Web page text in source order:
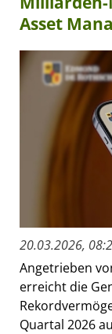
Asset
20.03.2026,
Angetrieben
erreicht die
Quartal 2026